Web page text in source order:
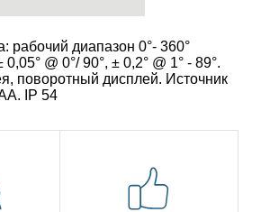
рабочий диапазон 0°- 360°
0,05° @ 0°/ 90°, ± 0,2° @ 1° - 89°.
поворотный дисплей. Источник
IP 54